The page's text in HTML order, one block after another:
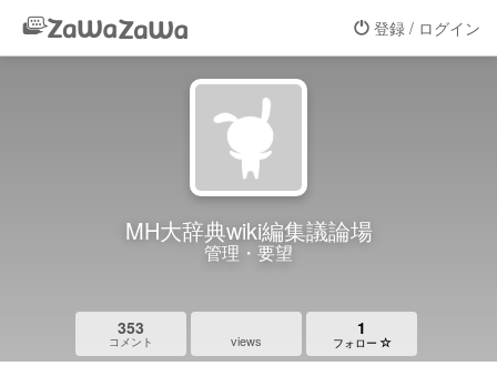
登録 / ログイン
MH大辞典wiki編集議論場
管理・要望
353
コメント views
1
フォロー